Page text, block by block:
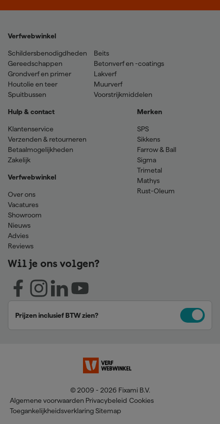
Verfwebwinkel
Schildersbenodigdheden
Gereedschappen
Grondverf en primer
Houtolie en teer
Spuitbussen
Beits
Betonverf en -coatings
Lakverf
Muurverf
Voorstrijkmiddelen
Hulp & contact
Klantenservice
Verzenden & retourneren
Betaalmogelijkheden
Zakelijk
Verfwebwinkel
Over ons
Vacatures
Showroom
Nieuws
Advies
Reviews
Merken
SPS
Sikkens
Farrow & Ball
Sigma
Trimetal
Mathys
Rust-Oleum
Wil je ons volgen?
Prijzen inclusief BTW zien?
© 2009 - 2026 Fixami B.V.
Algemene voorwaarden Privacybeleid Cookies
Toegankelijkheidsverklaring Sitemap